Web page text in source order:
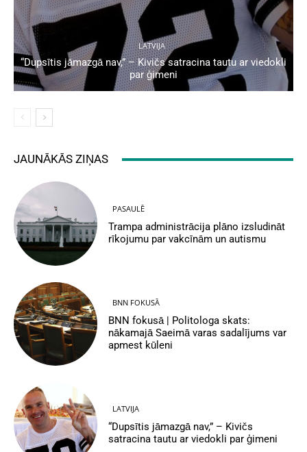
LATVIJA
“Dupsītis jāmazgā nav,” – Kivičs satracina tautu ar viedokli
par ģimeni
JAUNĀKĀS ZIŅAS
PASAULĒ
Trampa administrācija plāno izsludināt
rīkojumu par vakcīnām un autismu
BNN FOKUSĀ
BNN fokusā | Politologa skats:
nākamajā Saeimā varas sadalījums var
apmest kūleni
LATVIJA
“Dupsītis jāmazgā nav,” – Kivičs
satracina tautu ar viedokli par ģimeni